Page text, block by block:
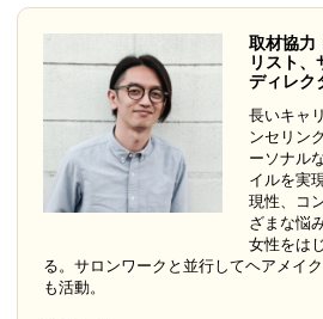
取材協力
リスト、
ディレク
長いキャ
ンセリン
ーソナル
イルを実
現性、コ
ざまな悩
女性をは
る。サロンワークと並行してヘアメイ
も活動。